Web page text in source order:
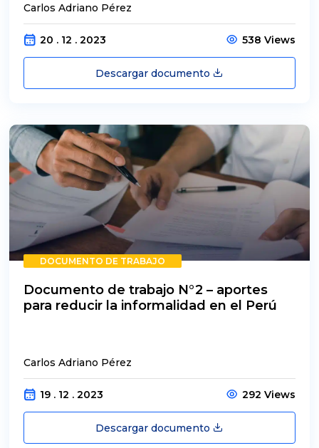
Carlos Adriano Pérez
20 . 12 . 2023 538 Views
Descargar documento
DOCUMENTO DE TRABAJO
Documento de trabajo N°2 – aportes
para reducir la informalidad en el Perú
Carlos Adriano Pérez
19 . 12 . 2023 292 Views
Descargar documento